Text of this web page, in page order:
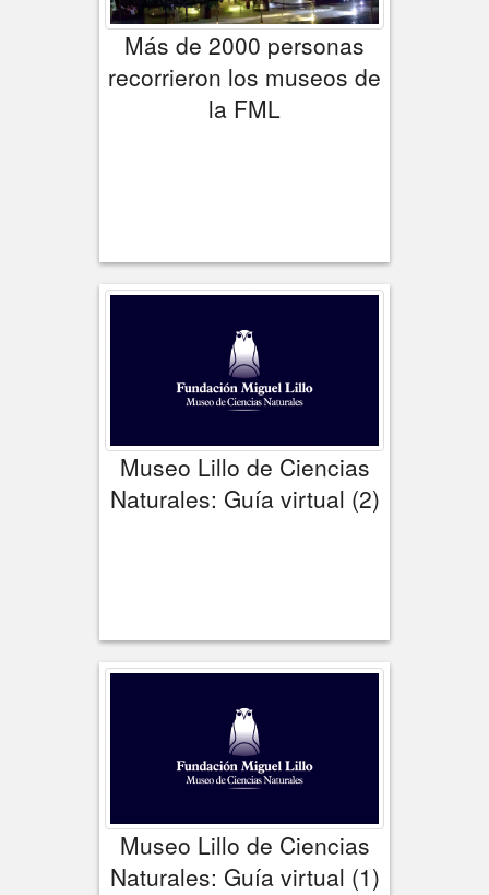
Más de 2000 personas
recorrieron los museos de
la FML
Museo Lillo de Ciencias
Naturales: Guía virtual (2)
Museo Lillo de Ciencias
Naturales: Guía virtual (1)